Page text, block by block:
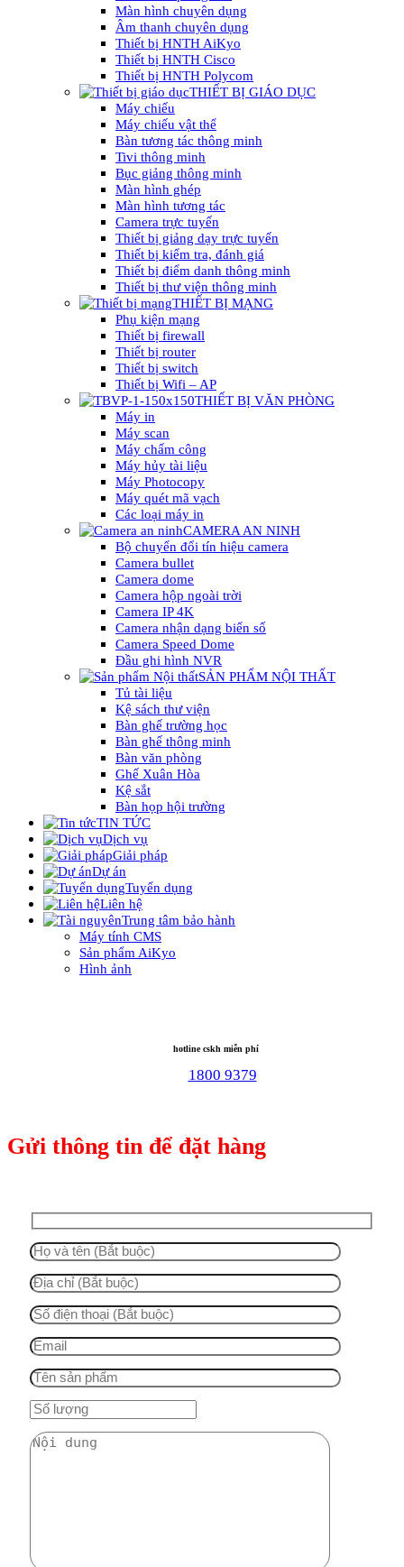
Màn hình chuyên dụng
Âm thanh chuyên dụng
Thiết bị HNTH AiKyo
Thiết bị HNTH Cisco
Thiết bị HNTH Polycom
THIẾT BỊ GIÁO DỤC
Máy chiếu
Máy chiếu vật thể
Bàn tương tác thông minh
Tivi thông minh
Bục giảng thông minh
Màn hình ghép
Màn hình tương tác
Camera trực tuyến
Thiết bị giảng dạy trực tuyến
Thiết bị kiểm tra, đánh giá
Thiết bị điểm danh thông minh
Thiết bị thư viện thông minh
THIẾT BỊ MẠNG
Phụ kiện mạng
Thiết bị firewall
Thiết bị router
Thiết bị switch
Thiết bị Wifi – AP
THIẾT BỊ VĂN PHÒNG
Máy in
Máy scan
Máy chấm công
Máy hủy tài liệu
Máy Photocopy
Máy quét mã vạch
Các loại máy in
CAMERA AN NINH
Bộ chuyển đổi tín hiệu camera
Camera bullet
Camera dome
Camera hộp ngoài trời
Camera IP 4K
Camera nhận dạng biển số
Camera Speed Dome
Đầu ghi hình NVR
SẢN PHẨM NỘI THẤT
Tủ tài liệu
Kệ sách thư viện
Bàn ghế trường học
Bàn ghế thông minh
Bàn văn phòng
Ghế Xuân Hòa
Kệ sắt
Bàn họp hội trường
TIN TỨC
Dịch vụ
Giải pháp
Dự án
Tuyển dụng
Liên hệ
Trung tâm bảo hành
Máy tính CMS
Sản phẩm AiKyo
Hình ảnh
hotline cskh miễn phí
1800 9379
Gửi thông tin để đặt hàng